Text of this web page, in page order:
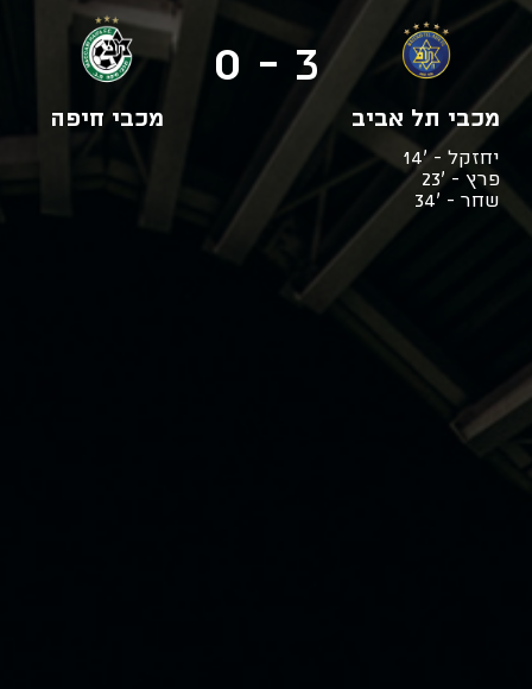
מכבי תל אביב
יחזקל - '14
פרץ - '23
שחר - '34
3 - 0
מכבי חיפה